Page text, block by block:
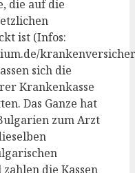
die auf die
ist (Infos:
sich die
Krankenkasse
Das Ganze hat
zum Arzt
die Kassen